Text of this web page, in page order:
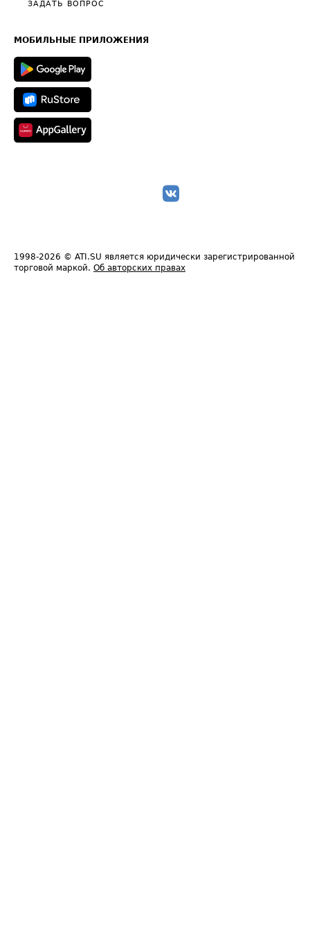
Общие положения
Техническая информация
ЗАДАТЬ ВОПРОС
МОБИЛЬНЫЕ ПРИЛОЖЕНИЯ
1998-2026 © ATI.SU является юридически зарегистрированной
торговой маркой. Об авторских правах